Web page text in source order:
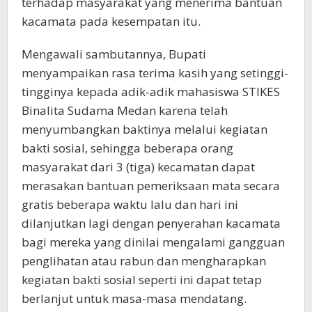
kacamata pada kesempatan itu.
Mengawali sambutannya, Bupati
menyampaikan rasa terima kasih yang setinggi-
tingginya kepada adik-adik mahasiswa STIKES
Binalita Sudama Medan karena telah
menyumbangkan baktinya melalui kegiatan
bakti sosial, sehingga beberapa orang
masyarakat dari 3 (tiga) kecamatan dapat
merasakan bantuan pemeriksaan mata secara
gratis beberapa waktu lalu dan hari ini
dilanjutkan lagi dengan penyerahan kacamata
bagi mereka yang dinilai mengalami gangguan
penglihatan atau rabun dan mengharapkan
kegiatan bakti sosial seperti ini dapat tetap
berlanjut untuk masa-masa mendatang.